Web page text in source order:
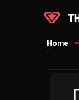
Home